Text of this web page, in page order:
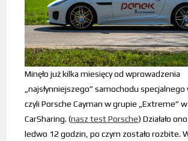
Minęło już kilka miesięcy od wprowadzenia
„najsłynniejszego” samochodu
czyli Porsche Cayman w grupie „Extreme”
CarSharing. (nasz test Porsche) Działało
ledwo 12 godzin, po czym zostało rozbite.